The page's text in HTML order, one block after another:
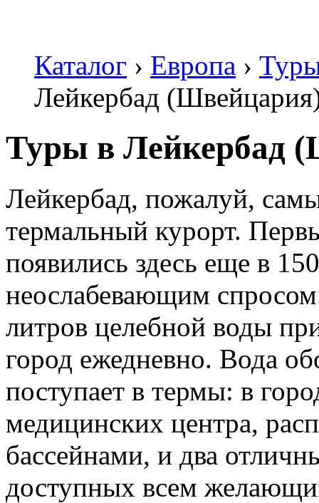
Каталог › Европа ›
Лейкербад
Туры в Лейкербад
Лейкербад, пожалуй,
термальный курорт.
появились здесь еще в
неослабевающим
литров целебной воды
город ежедневно. Вода
поступает в термы: в
медицинских центра,
бассейнами, и два
доступных всем